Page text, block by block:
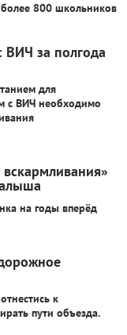
800 школьников
ВИЧ за полгода
для
с ВИЧ необходимо
на годы вперёд
к
пути объезда.